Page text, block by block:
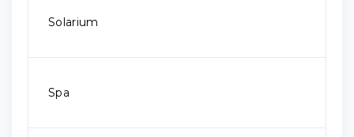
Solarium
Spa